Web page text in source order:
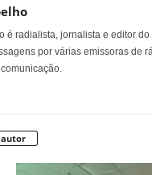
é radialista, jornalista e editor
por várias emissoras de
autor